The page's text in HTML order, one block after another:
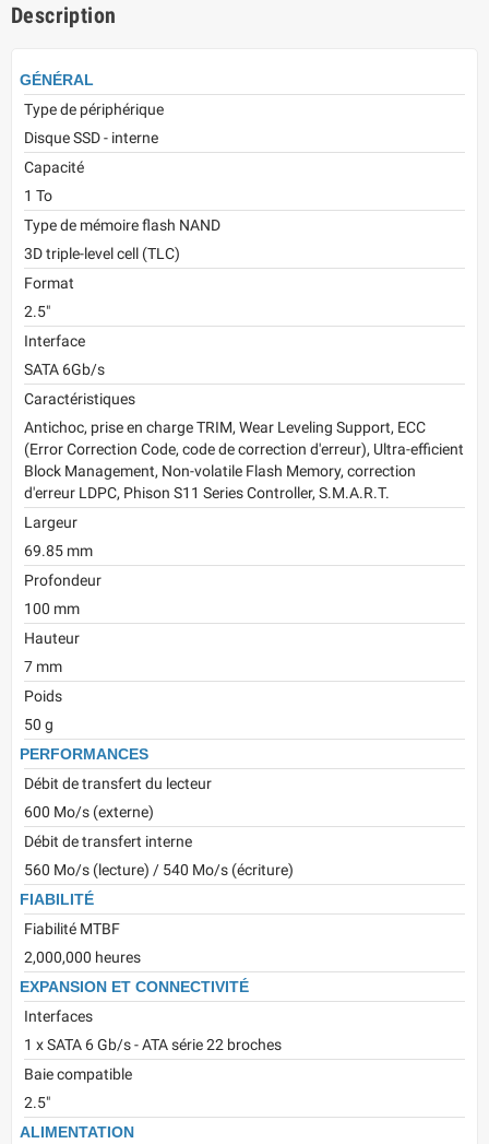
Description
GÉNÉRAL
Type de périphérique
Disque SSD - interne
Capacité
1 To
Type de mémoire flash NAND
3D triple-level cell (TLC)
Format
2.5"
Interface
SATA 6Gb/s
Caractéristiques
Antichoc, prise en charge TRIM, Wear Leveling Support, ECC
(Error Correction Code, code de correction d'erreur), Ultra-efficient
Block Management, Non-volatile Flash Memory, correction
d'erreur LDPC, Phison S11 Series Controller, S.M.A.R.T.
Largeur
69.85 mm
Profondeur
100 mm
Hauteur
7 mm
Poids
50 g
PERFORMANCES
Débit de transfert du lecteur
600 Mo/s (externe)
Débit de transfert interne
560 Mo/s (lecture) / 540 Mo/s (écriture)
FIABILITÉ
Fiabilité MTBF
2,000,000 heures
EXPANSION ET CONNECTIVITÉ
Interfaces
1 x SATA 6 Gb/s - ATA série 22 broches
Baie compatible
2.5"
ALIMENTATION